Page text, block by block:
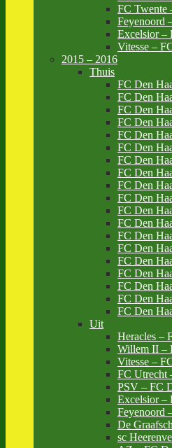
FC Twente
Feyenoord
Excelsior –
Vitesse –
2015 – 2016
Thuis
FC Den
FC Den
FC Den
FC Den
FC Den
FC Den
FC Den
FC Den
FC Den
FC Den
FC Den
FC Den
FC Den
FC Den
FC Den
FC Den
FC Den
FC Den
FC Den
Uit
Heracles –
Willem II –
Vitesse –
FC Utrecht
PSV – FC
Excelsior –
Feyenoord
De
sc